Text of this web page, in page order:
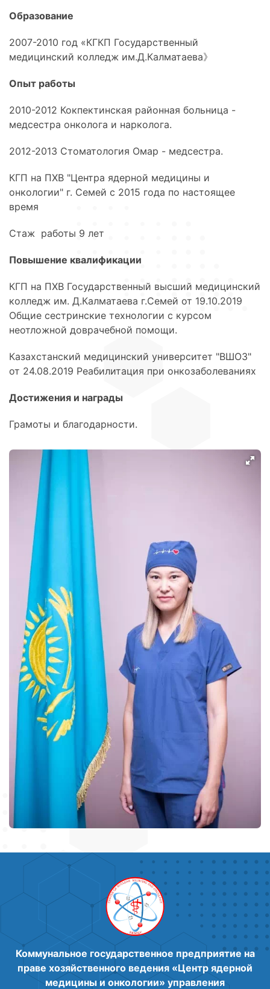
Образование
2007-2010 год «КГКП Государственный
медицинский колледж им.Д.Калматаева》
Опыт работы
2010-2012 Кокпектинская районная больница -
медсестра онколога и нарколога.
2012-2013 Стоматология Омар - медсестра.
КГП на ПХВ "Центра ядерной медицины и
онкологии" г. Семей с 2015 года по настоящее
время
Стаж работы 9 лет
Повышение квалификации
КГП на ПХВ Государственный высший медицинский
колледж им. Д.Калматаева г.Семей от 19.10.2019
Общие сестринские технологии с курсом
неотложной доврачебной помощи.
Казахстанский медицинский университет "ВШОЗ"
от 24.08.2019 Реабилитация при онкозаболеваниях
Достижения и награды
Грамоты и благодарности.
Коммунальное государственное предприятие на
праве хозяйственного ведения «Центр ядерной
медицины и онкологии» управления